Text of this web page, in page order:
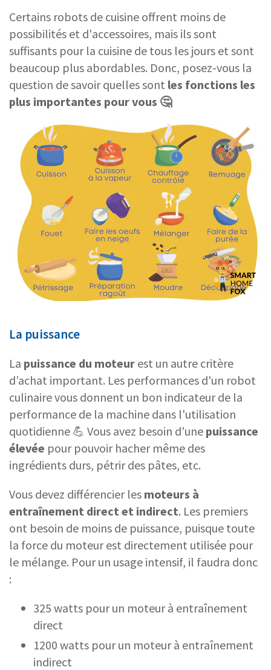
Certains robots de cuisine offrent moins de
possibilités et d'accessoires, mais ils sont
suffisants pour la cuisine de tous les jours et sont
beaucoup plus abordables. Donc, posez-vous la
question de savoir quelles sont les fonctions les
plus importantes pour vous 🤔
La puissance
La puissance du moteur est un autre critère
d’achat important. Les performances d'un robot
culinaire vous donnent un bon indicateur de la
performance de la machine dans l'utilisation
quotidienne 💪 Vous avez besoin d'une puissance
élevée pour pouvoir hacher même des
ingrédients durs, pétrir des pâtes, etc.
Vous devez différencier les moteurs à
entraînement direct et indirect. Les premiers
ont besoin de moins de puissance, puisque toute
la force du moteur est directement utilisée pour
le mélange. Pour un usage intensif, il faudra donc
:
325 watts pour un moteur à entraînement
direct
1200 watts pour un moteur à entraînement
indirect